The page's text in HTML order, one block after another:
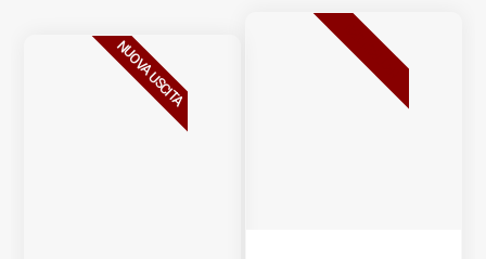
NUOVA USCITA BESTSELLER